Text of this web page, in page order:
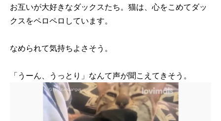
お互いが大好きなダックスたち。猫は、心をこめてダッ
クスをペロペロしています。
なめられて気持ちよさそう。
「うーん、うっとり」なんて声が聞こえてきそう。